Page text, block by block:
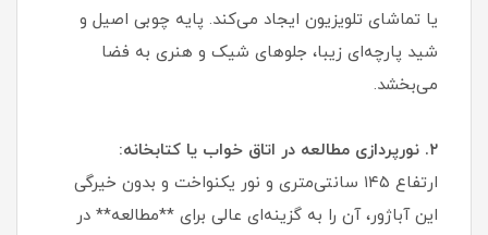
یا تماشای تلویزیون ایجاد می‌کند. پایه چوبی اصیل و
شید پارچه‌ای زیبا، جلوهای شیک و هنری به فضا
می‌بخشد.
۲. نورپردازی مطالعه در اتاق خواب یا کتابخانه:
ارتفاع ۱۴۵ سانتی‌متری و نور یکنواخت و بدون خیرگی
این آباژور، آن را به گزینه‌ای عالی برای **مطالعه** در